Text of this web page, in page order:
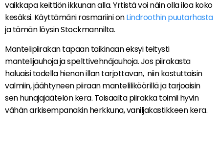
vaikkapa keittiön ikkunan alla. Yrtistä voi näin olla iloa koko
kesäksi. Käyttämäni rosmariini onLindroothin puutarhasta
ja tämän löysin Stockmannilta.
Mantelipiirakan tapaan taikinaan eksyi teitysti
mantelijauhoja ja spelttivehnäjauhoja. Jos piirakasta
haluaisi todella hienon illan tarjottavan, niin kostuttaisin
valmiin, jäähtyneen piiraan manteliliköörillä ja tarjoaisin
sen hunajajäätelön kera. Toisaalta piirakka toimii hyvin
vähän arkisempanakin herkkuna, vaniljakastikkeen kera.